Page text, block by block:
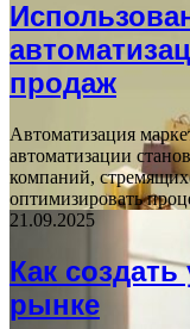
продаж
Автоматизация
автоматизации
компаний,
оптимизировать
21.09.2025
Как
рынке